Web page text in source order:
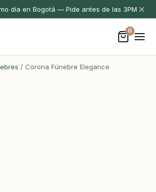
día en Bogotá — Pide antes de las 3PM
0
/ Corona Fúnebre Elegance